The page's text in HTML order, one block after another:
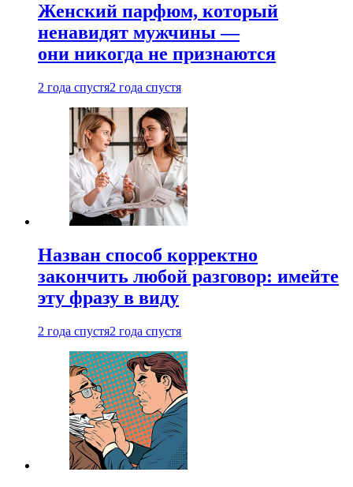
Женский парфюм, который
ненавидят мужчины —
они никогда не признаются
2 года спустя2 года спустя
Назван способ корректно
закончить любой разговор: имейте
эту фразу в виду
2 года спустя2 года спустя